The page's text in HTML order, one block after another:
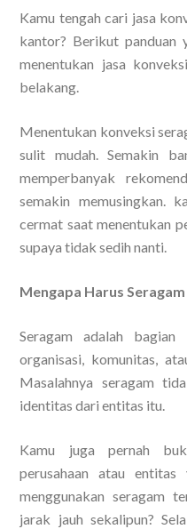
Kamu tengah cari jasa
kantor? Berikut panduan
menentukan jasa
belakang.
Menentukan konveksi
sulit mudah. Semakin
memperbanyak
semakin memusingkan.
cermat saat menentukan
supaya tidak sedih nanti.
Mengapa Harus
Seragam adalah
organisasi, komunitas,
Masalahnya seragam
identitas dari entitas itu.
Kamu juga pernah
perusahaan atau
menggunakan seragam
jarak jauh sekalipun?